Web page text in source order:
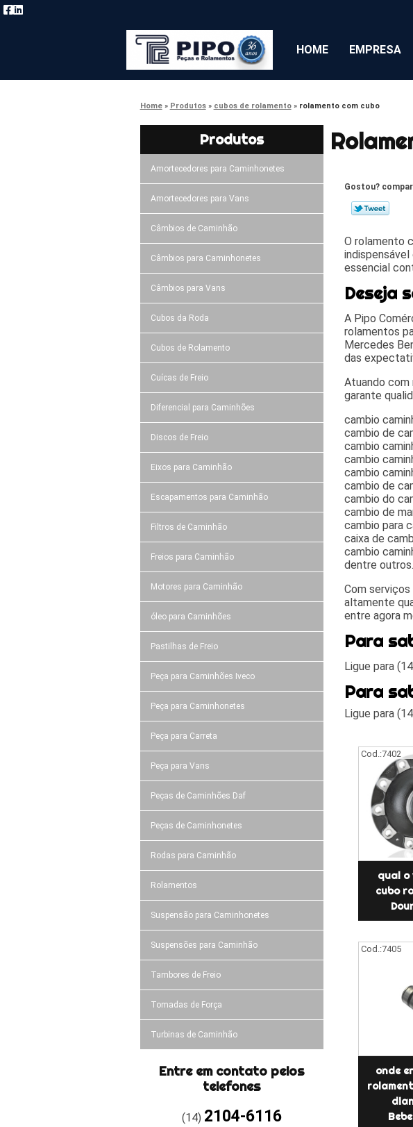
HOME EMPRESA
Home Produtos cubos de rolamento rolamento com cubo
Produtos
Amortecedores para Caminhonetes
Amortecedores para Vans
Câmbios de Caminhão
Câmbios para Caminhonetes
Câmbios para Vans
Cubos da Roda
Cubos de Rolamento
Cuícas de Freio
Diferencial para Caminhões
Discos de Freio
Eixos para Caminhão
Escapamentos para Caminhão
Filtros de Caminhão
Freios para Caminhão
Motores para Caminhão
óleo para Caminhões
Pastilhas de Freio
Peça para Caminhões Iveco
Peça para Caminhonetes
Peça para Carreta
Peça para Vans
Peças de Caminhões Daf
Peças de Caminhonetes
Rodas para Caminhão
Rolamentos
Suspensão para Caminhonetes
Suspensões para Caminhão
Tambores de Freio
Tomadas de Força
Turbinas de Caminhão
Entre em contato pelos
telefones
(14) 2104-6116
Gostou?
O rolamento
essencial
Deseja
A Pipo
rolamentos
Mercedes
das
Atuando com
garante
cambio
cambio de
cambio
cambio
cambio
cambio de
cambio do
cambio de
cambio para
caixa de
cambio
dentre outros.
Com
altamente
entre agora
Para
Ligue para
Para
Ligue para
Cod.:7402
qual o
cubo
Cod.:7405
onde